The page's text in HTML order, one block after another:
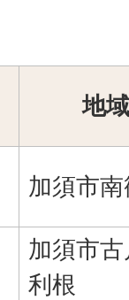
地
加須市
加須市
利根